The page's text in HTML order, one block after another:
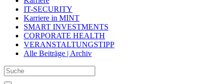
IT-SECURITY
Karriere in MINT
SMART INVESTMENTS
CORPORATE HEALTH
VERANSTALTUNGSTIPP
Alle Beiträge | Archiv